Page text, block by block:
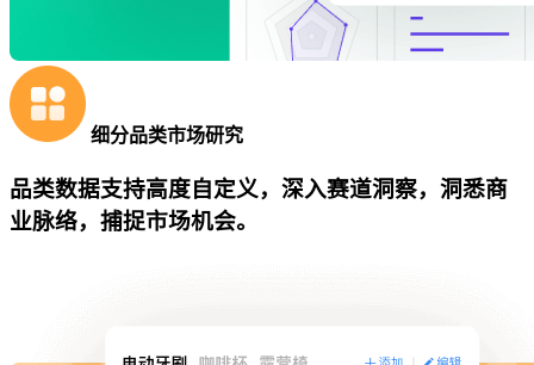
细分品类市场研究
品类数据支持高度自定义，深入赛道洞察，洞悉商
业脉络，捕捉市场机会。